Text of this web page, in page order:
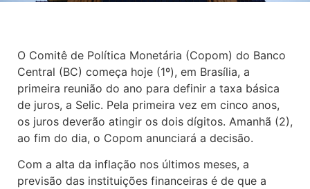
O Comitê de Política Monetária (Copom) do Banco
Central (BC) começa hoje (1º), em Brasília, a
primeira reunião do ano para definir a taxa básica
de juros, a Selic. Pela primeira vez em cinco anos,
os juros deverão atingir os dois dígitos. Amanhã (2),
ao fim do dia, o Copom anunciará a decisão.
Com a alta da inflação nos últimos meses, a
previsão das instituições financeiras é de que a